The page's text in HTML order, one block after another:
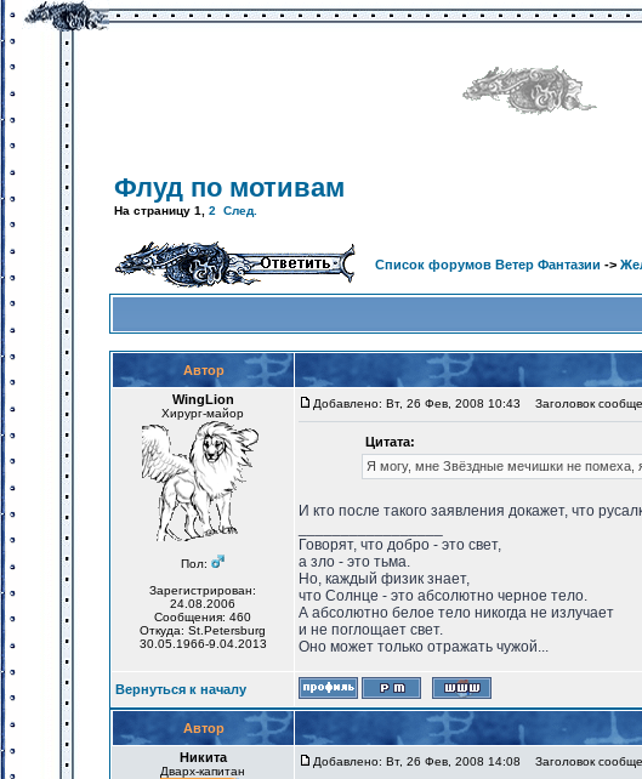
Флуд по мотивам
На страницу 1 2 След.
Список форумов Ветер Фантазии ->
Автор
WingLion
Хирург-майор
Пол:
Зарегистрирован:
24.08.2006
Сообщения: 460
Откуда: St.Petersburg
30.05.1966-9.04.2013
Добавлено: Вт, 26 Фев, 2008 10:43 Заголовок
Цитата:
Я могу, мне Звёздные мечишки не помеха,
И кто после такого заявления докажет, что
Говорят, что добро - это свет,
а зло - это тьма.
Но, каждый физик знает,
что Солнце - это абсолютно черное тело.
А абсолютно белое тело никогда не излучает
и не поглощает свет.
Оно может только отражать чужой...
Вернуться к началу
Автор
Никита
Дварх-капитан
Добавлено: Вт, 26 Фев, 2008 14:08 Заголовок